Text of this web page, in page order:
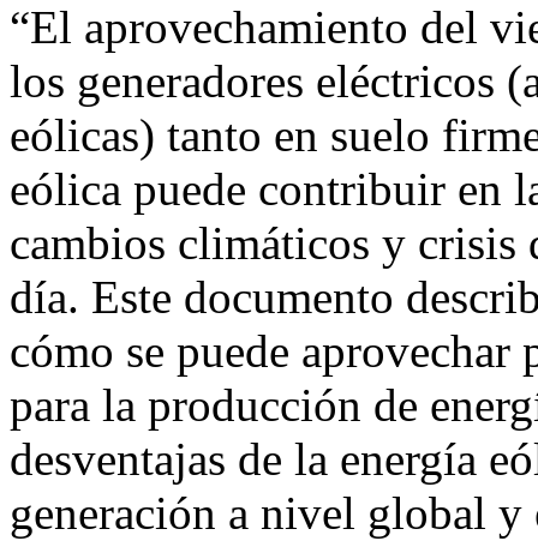
“El aprovechamiento del
los generadores eléctricos
eólicas) tanto en suelo
eólica puede contribuir en
cambios climáticos y crisis
día. Este documento
cómo se puede aprovechar
para la producción de
desventajas de la energía
generación a nivel global